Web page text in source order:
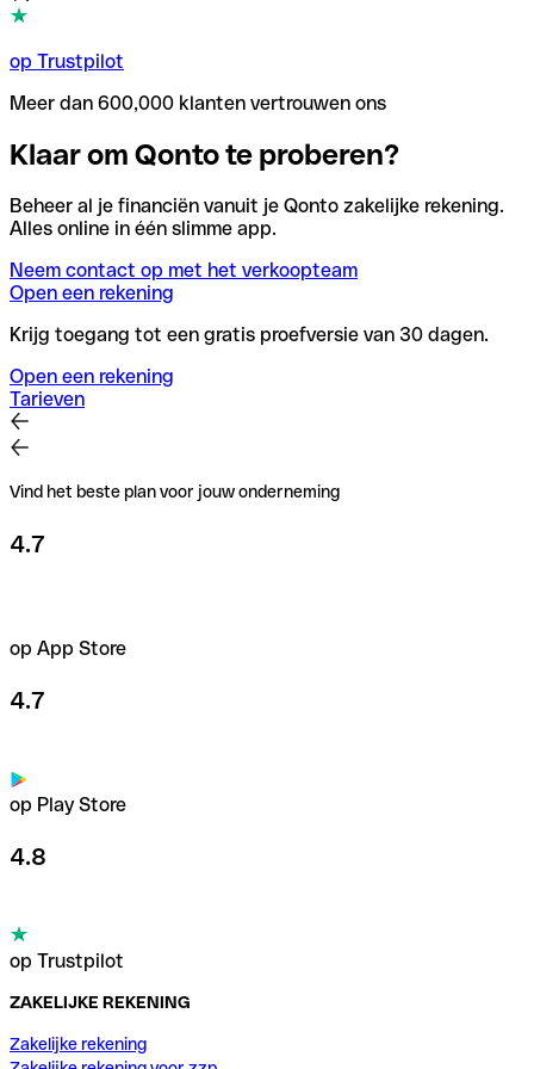
op Trustpilot
Meer dan 600,000 klanten vertrouwen ons
Klaar om Qonto te proberen?
Beheer al je financiën vanuit je Qonto zakelijke rekening.
Alles online in één slimme app.
Neem contact op met het verkoopteam
Open een rekening
Krijg toegang tot een gratis proefversie van 30 dagen.
Open een rekening
Tarieven
Vind het beste plan voor jouw onderneming
4.7
op App Store
4.7
op Play Store
4.8
op Trustpilot
ZAKELIJKE REKENING
Zakelijke rekening